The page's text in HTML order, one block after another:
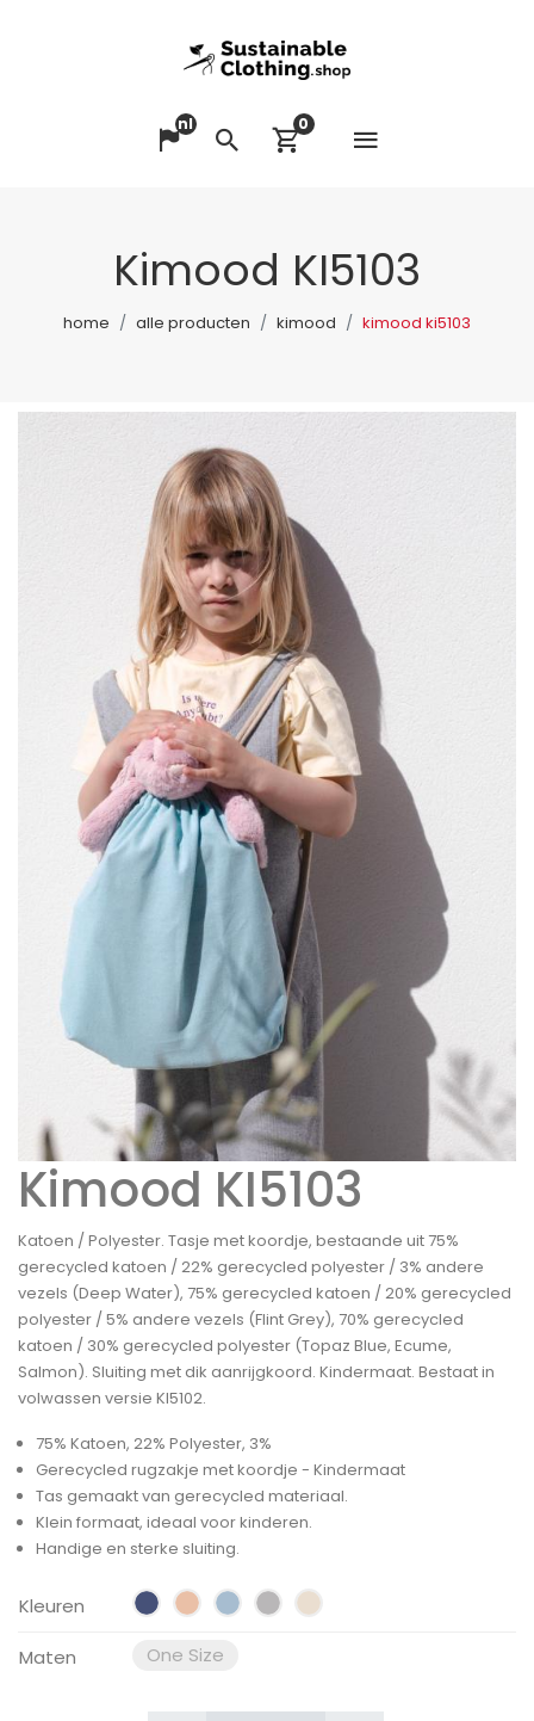
Taal veranderen
nl
ZoekenWinkelwagen
0
Kimood KI5103
home alle producten kimood kimood ki5103
Kimood KI5103
Katoen / Polyester. Tasje met koordje, bestaande uit 75%
gerecycled katoen / 22% gerecycled polyester / 3% andere
vezels (Deep Water), 75% gerecycled katoen / 20% gerecycled
polyester / 5% andere vezels (Flint Grey), 70% gerecycled
katoen / 30% gerecycled polyester (Topaz Blue, Ecume,
Salmon). Sluiting met dik aanrijgkoord. Kindermaat. Bestaat in
volwassen versie KI5102.
75% Katoen, 22% Polyester, 3%
Gerecycled rugzakje met koordje - Kindermaat
Tas gemaakt van gerecycled materiaal.
Klein formaat, ideaal voor kinderen.
Handige en sterke sluiting.
Kleuren
Maten One Size